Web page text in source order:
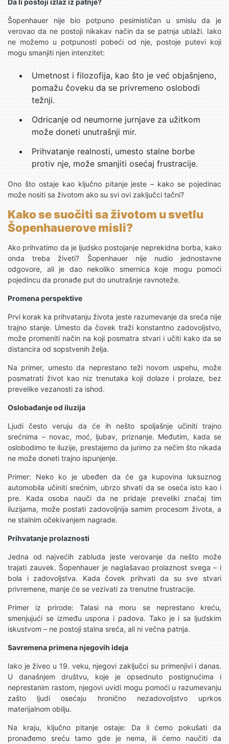
Da li postoji izlaz iz patnje?
Šopenhauer nije bio potpuno pesimističan u smislu da je
verovao da ne postoji nikakav način da se patnja ublaži. Iako
ne možemo u potpunosti pobeći od nje, postoje putevi koji
mogu smanjiti njen intenzitet:
Umetnost i filozofija, kao što je već objašnjeno,
pomažu čoveku da se privremeno oslobodi
težnji.
Odricanje od neumorne jurnjave za užitkom
može doneti unutrašnji mir.
Prihvatanje realnosti, umesto stalne borbe
protiv nje, može smanjiti osećaj frustracije.
Ono što ostaje kao ključno pitanje jeste – kako se pojedinac
može nositi sa životom ako su svi ovi zaključci tačni?
Kako se suočiti sa životom u svetlu
Šopenhauerove misli?
Ako prihvatimo da je ljudsko postojanje neprekidna borba, kako
onda treba živeti? Šopenhauer nije nudio jednostavne
odgovore, ali je dao nekoliko smernica koje mogu pomoći
pojedincu da pronađe put do unutrašnje ravnoteže.
Promena perspektive
Prvi korak ka prihvatanju života jeste razumevanje da sreća nije
trajno stanje. Umesto da čovek traži konstantno zadovoljstvo,
može promeniti način na koji posmatra stvari i učiti kako da se
distancira od sopstvenih želja.
Na primer, umesto da neprestano teži novom uspehu, može
posmatrati život kao niz trenutaka koji dolaze i prolaze, bez
prevelike vezanosti za ishod.
Oslobađanje od iluzija
Ljudi često veruju da će ih nešto spoljašnje učiniti trajno
srećnima – novac, moć, ljubav, priznanje. Međutim, kada se
oslobodimo te iluzije, prestajemo da jurimo za nečim što nikada
ne može doneti trajno ispunjenje.
Primer: Neko ko je ubeđen da će ga kupovina luksuznog
automobila učiniti srećnim, ubrzo shvati da se oseća isto kao i
pre. Kada osoba nauči da ne pridaje preveliki značaj tim
iluzijama, može postati zadovoljnija samim procesom života, a
ne stalnim očekivanjem nagrade.
Prihvatanje prolaznosti
Jedna od najvećih zabluda jeste verovanje da nešto može
trajati zauvek. Šopenhauer je naglašavao prolaznost svega – i
bola i zadovoljstva. Kada čovek prihvati da su sve stvari
privremene, manje će se vezivati za trenutne frustracije.
Primer iz prirode: Talasi na moru se neprestano kreću,
smenjujući se između uspona i padova. Tako je i sa ljudskim
iskustvom – ne postoji stalna sreća, ali ni večna patnja.
Savremena primena njegovih ideja
Iako je živeo u 19. veku, njegovi zaključci su primenjivi i danas.
U današnjem društvu, koje je opsednuto postignućima i
neprestanim rastom, njegovi uvidi mogu pomoći u razumevanju
zašto ljudi osećaju hronično nezadovoljstvo uprkos
materijalnom obilju.
Na kraju, ključno pitanje ostaje: Da li ćemo pokušati da
pronađemo sreću tamo gde je nema, ili ćemo naučiti da